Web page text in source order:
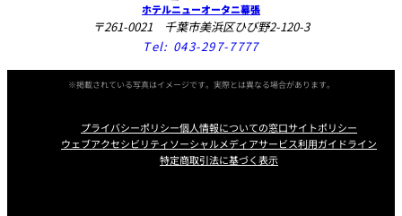
ホテルニューオータニ幕張
〒261-0021 千葉市美浜区ひび野2-120-3
Tel: 043-297-7777
※掲載されている写真はイメージです。実際とは異なる場合があります。
プライバシーポリシー個人情報についての窓口サイトポリシー
ウェブアクセシビリティソーシャルメディアサービス利用ガイドライン
特定商取引法に基づく表示